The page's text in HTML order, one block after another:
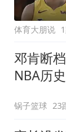
体育大朋说
邓肯断
NBA历
锅子篮球 23